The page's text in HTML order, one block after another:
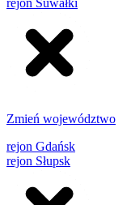
rejon Suwałki
Zmień województwo
rejon Gdańsk
rejon Słupsk